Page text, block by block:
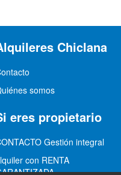
Chiclana
somos
eres propietario
Gestión integral
con RENTA